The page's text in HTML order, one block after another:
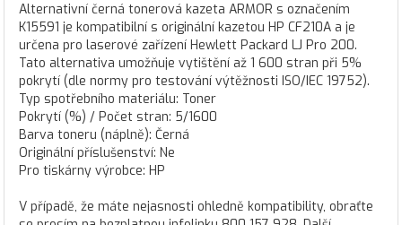
Alternativní černá tonerová kazeta ARMOR s označením
K15591 je kompatibilní s originální kazetou HP CF210A a je
určena pro laserové zařízení Hewlett Packard LJ Pro 200.
Tato alternativa umožňuje vytištění až 1 600 stran při 5%
pokrytí (dle normy pro testování výtěžnosti ISO/IEC 19752).
Typ spotřebního materiálu: Toner
Pokrytí (%) / Počet stran: 5/1600
Barva toneru (náplně): Černá
Originální příslušenství: Ne
Pro tiskárny výrobce: HP
V případě, že máte nejasnosti ohledně kompatibility, obraťte